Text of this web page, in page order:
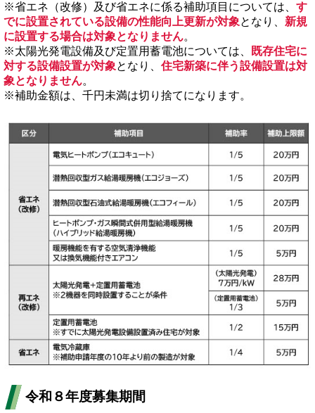
※省エネ（改修）及び省エネに係る補助項目については、 す
でに設置されている設備の性能向上更新が対象となり、 新規
に設置する場合は対象となりません。
※太陽光発電設備及び定置用蓄電池については、
既存住宅に
対する設備設置が対象となり、 住宅新築に伴う設備設置は対
象となりません。
※補助金額は、千円未満は切り捨てになります。
令和８年度募集期間